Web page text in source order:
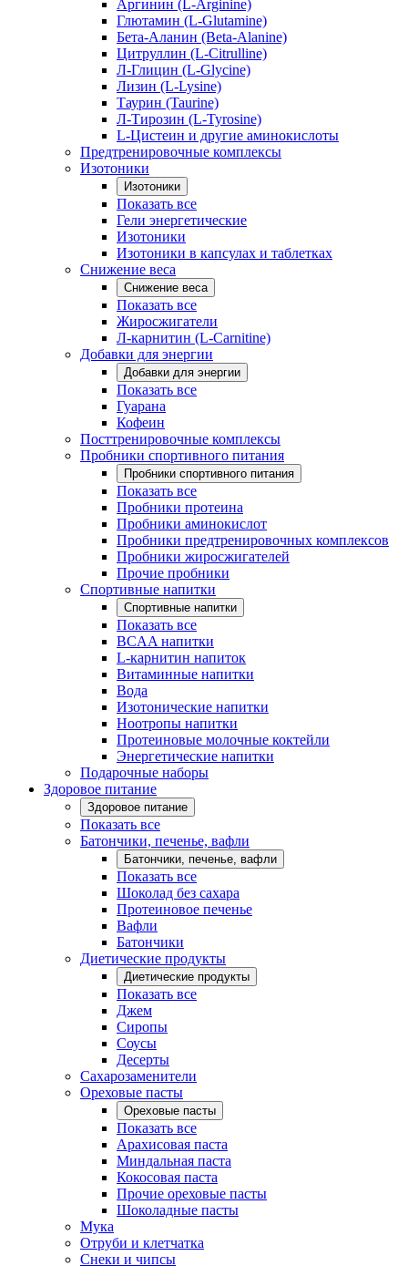
Аргинин (L-Arginine)
Глютамин (L-Glutamine)
Бета-Аланин (Beta-Alanine)
Цитруллин (L-Citrulline)
Л-Глицин (L-Glycine)
Лизин (L-Lysine)
Таурин (Taurine)
Л-Тирозин (L-Tyrosine)
L-Цистеин и другие аминокислоты
Предтренировочные комплексы
Изотоники
Изотоники
Показать все
Гели энергетические
Изотоники
Изотоники в капсулах и таблетках
Снижение веса
Снижение веса
Показать все
Жиросжигатели
Л-карнитин (L-Carnitine)
Добавки для энергии
Добавки для энергии
Показать все
Гуарана
Кофеин
Посттренировочные комплексы
Пробники спортивного питания
Пробники спортивного питания
Показать все
Пробники протеина
Пробники аминокислот
Пробники предтренировочных комплексов
Пробники жиросжигателей
Прочие пробники
Спортивные напитки
Спортивные напитки
Показать все
BCAA напитки
L-карнитин напиток
Витаминные напитки
Вода
Изотонические напитки
Ноотропы напитки
Протеиновые молочные коктейли
Энергетические напитки
Подарочные наборы
Здоровое питание
Здоровое питание
Показать все
Батончики, печенье, вафли
Батончики, печенье, вафли
Показать все
Шоколад без сахара
Протеиновое печенье
Вафли
Батончики
Диетические продукты
Диетические продукты
Показать все
Джем
Сиропы
Соусы
Десерты
Сахарозаменители
Ореховые пасты
Ореховые пасты
Показать все
Арахисовая паста
Миндальная паста
Кокосовая паста
Прочие ореховые пасты
Шоколадные пасты
Мука
Отруби и клетчатка
Снеки и чипсы